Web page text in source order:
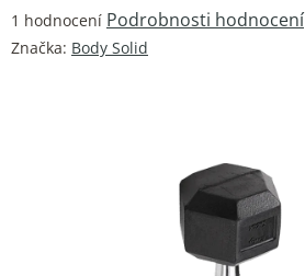
Průměrné
hodnocení
1 hodnocení Podrobnosti hodnocení
Značka: Body Solid